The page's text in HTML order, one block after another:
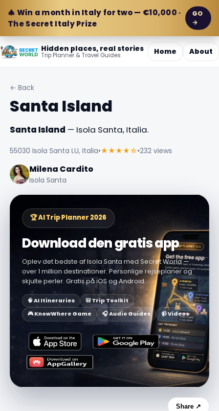
🎄 Win a month in Italy for two — €10,000 ·
The Secret Italy Prize
GO
→
Hidden places, real stories
Trip Planner & Travel Guides Home About
← Back
Santa Island
Santa Island — Isola Santa, Italia.
55030 Isola Santa LU, Italia•★★★★☆•232 views
Milena Cardito
Isola Santa
🏆 AI Trip Planner 2026
Download den gratis app
Oplev det bedste af Isola Santa med Secret World —
over 1 million destinationer. Personlige rejseplaner og
skjulte perler. Gratis på iOS og Android.
🧠 AI Itineraries
🎒 Trip Toolkit
🎮 KnowWhere Game
🎧 Audio Guides 📹 Videos
Share ↗